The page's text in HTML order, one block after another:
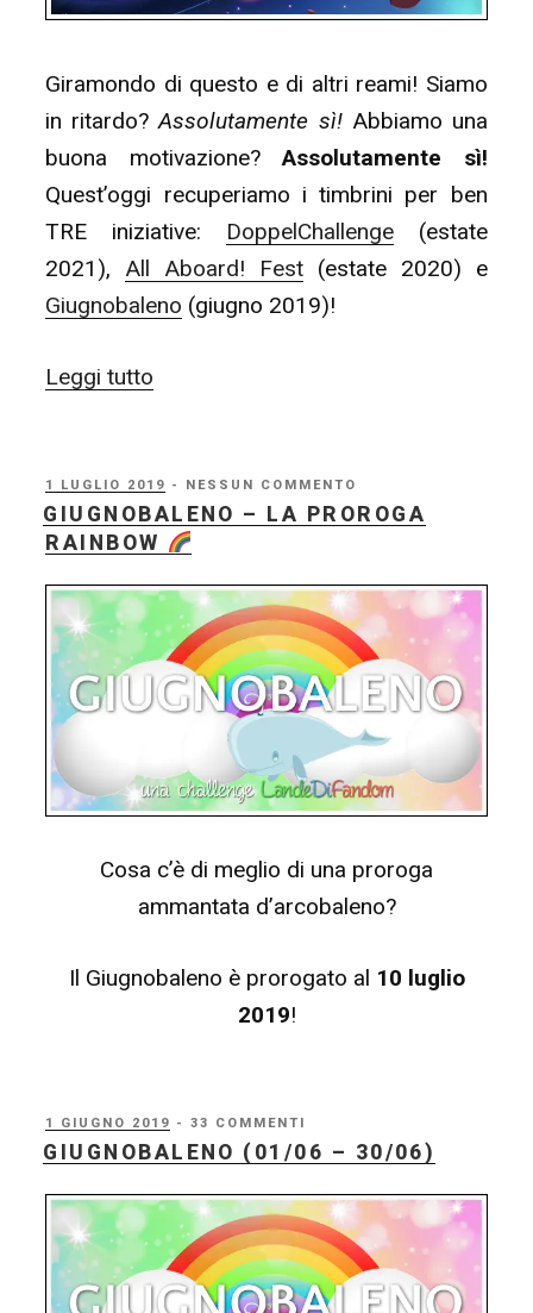
Giramondo di questo e di altri reami! Siamo
in ritardo?Assolutamente sì!Abbiamo una
buona motivazione?Assolutamente sì!
Quest’oggi recuperiamo i timbrini per ben
TRE iniziative: DoppelChallenge(estate
2021), All Aboard! Fest (estate 2020) e
Giugnobaleno (giugno 2019)!
Leggi tutto
Wonder
#05
–
Cerimonie
di
chiusura
DoppelChallenge,
Abroad
Fest
Giugnobaleno!”
PUBBLICATO
IL
1 LUGLIO 2019 - NESSUN COMMENTO
GIUGNOBALENO – LA PROROGA
RAINBOW
Cosa c’è di meglio di una proroga
ammantata d’arcobaleno?
Il Giugnobaleno è prorogato al 10 luglio
2019!
PUBBLICATO
IL
1 GIUGNO 2019 - 33 COMMENTI
GIUGNOBALENO (01/06 – 30/06)